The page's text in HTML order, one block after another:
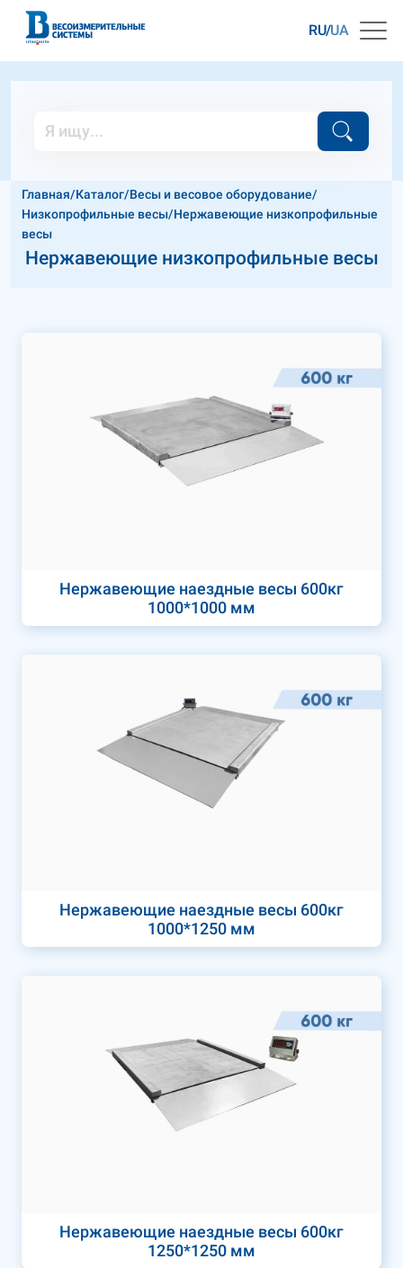
RU UA
Главная/Каталог/Весы и весовое оборудование/
Низкопрофильные весы/Нержавеющие низкопрофильные
весы
Нержавеющие низкопрофильные весы
Нержавеющие наездные весы 600кг
1000*1000 мм
Нержавеющие наездные весы 600кг
1000*1250 мм
Нержавеющие наездные весы 600кг
1250*1250 мм